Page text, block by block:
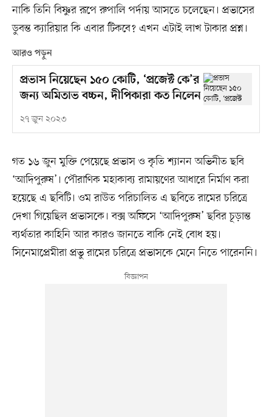
নাকি তিনি বিষ্ণুর রূপে রুপালি পর্দায় আসতে চলেছেন। প্রভাসের
ডুবন্ত ক্যারিয়ার কি এবার টিকবে? এখন এটাই লাখ টাকার প্রশ্ন।
আরও পড়ুন
প্রভাস নিয়েছেন ১৫০ কোটি, ‘প্রজেক্ট কে’র
জন্য অমিতাভ বচ্চন, দীপিকারা কত নিলেন
২৭ জুন ২০২৩
গত ১৬ জুন মুক্তি পেয়েছে প্রভাস ও কৃতি শ্যানন অভিনীত ছবি
‘আদিপুরুষ’। পৌরাণিক মহাকাব্য রামায়ণের আধারে নির্মাণ করা
হয়েছে এ ছবিটি। ওম রাউত পরিচালিত এ ছবিতে রামের চরিত্রে
দেখা গিয়েছিল প্রভাসকে। বক্স অফিসে ‘আদিপুরুষ’ ছবির চূড়ান্ত
ব্যর্থতার কাহিনি আর কারও জানতে বাকি নেই বোধ হয়।
সিনেমাপ্রেমীরা প্রভু রামের চরিত্রে প্রভাসকে মেনে নিতে পারেননি।